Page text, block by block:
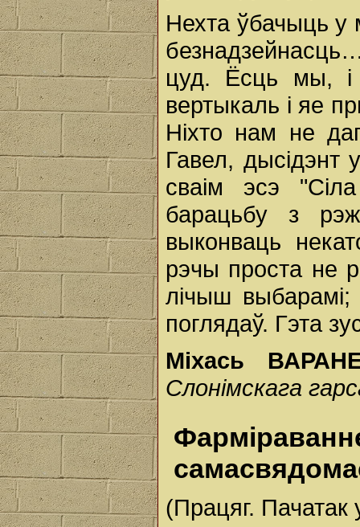
Нехта ўбачыць у
цуд. Ёсць мы, і
вертыкаль і яе
Ніхто нам не
Гавел, дысідэнт
сваім эсэ
барацьбу з
выконваць
рэчы проста не
лічыш выбарамі;
поглядаў. Гэта
Міхась
Слонімскага
(Працяг.